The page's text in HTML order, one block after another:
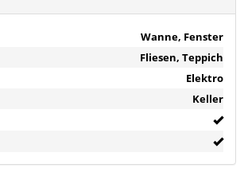
Bewohner abzudecken, einen Bäcker gibt
Supermärkte, Einzelhandel und Ärzte
Zell sowie in Cochem, hier ist auch
Sport- und Freizeitangebot der aktiven
und auf dem Strimmiger Berg
Wanne, Fenster
Fliesen, Teppich
Elektro
Keller